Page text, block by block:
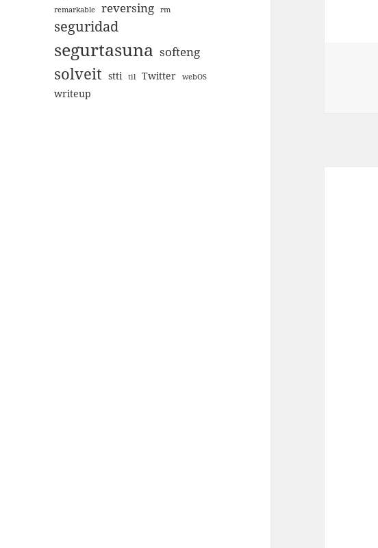
remarkable reversing rm
seguridad
segurtasuna softeng
solveit stti til Twitter webOS
writeup